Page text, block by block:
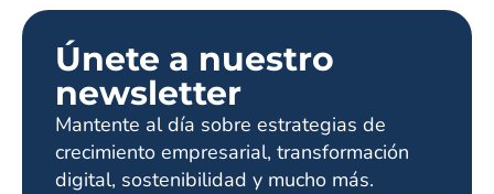
Únete a nuestro
newsletter
Mantente al día sobre estrategias de
crecimiento empresarial, transformación
digital, sostenibilidad y mucho más.